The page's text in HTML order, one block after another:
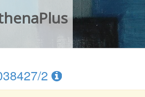
2